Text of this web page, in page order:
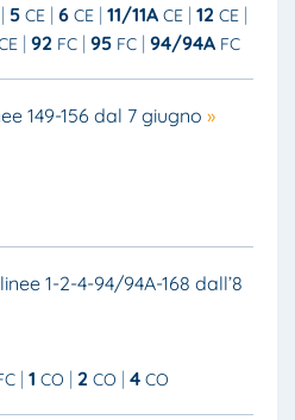
5 CE 6 CE 11/11A CE 12 CE
92 FC 95 FC 94/94A FC
149-156 dal 7 giugno »
1-2-4-94/94A-168 dall’8
1 CO 2 CO 4 CO